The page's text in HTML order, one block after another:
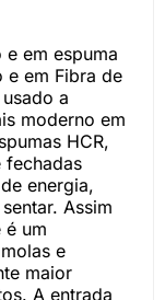
em espuma
e em Fibra de
a
moderno em
HCR,
fechadas
energia,
Assim
um
e
maior
A entrada